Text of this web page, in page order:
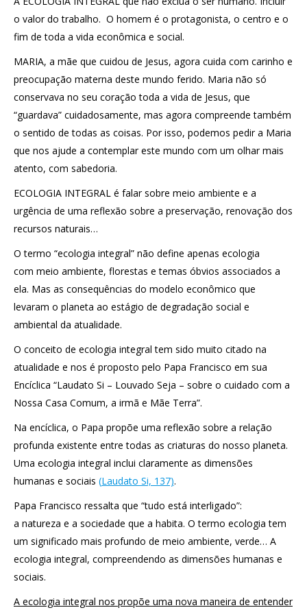
o valor do trabalho. O homem é o protagonista, o centro e o
fim de toda a vida econômica e social.
MARIA, a mãe que cuidou de Jesus, agora cuida com carinho e
preocupação materna deste mundo ferido. Maria não só
conservava no seu coração toda a vida de Jesus, que
“guardava” cuidadosamente, mas agora compreende também
o sentido de todas as coisas. Por isso, podemos pedir a Maria
que nos ajude a contemplar este mundo com um olhar mais
atento, com sabedoria.
ECOLOGIA INTEGRAL é falar sobre meio ambiente e a
urgência de uma reflexão sobre a preservação, renovação dos
recursos naturais…
O termo “ecologia integral” não define apenas ecologia
com meio ambiente, florestas e temas óbvios associados a
ela. Mas as consequências do modelo econômico que
levaram o planeta ao estágio de degradação social e
ambiental da atualidade.
O conceito de ecologia integral tem sido muito citado na
atualidade e nos é proposto pelo Papa Francisco em sua
Encíclica “Laudato Si – Louvado Seja – sobre o cuidado com a
Nossa Casa Comum, a irmã e Mãe Terra”.
Na encíclica, o Papa propõe uma reflexão sobre a relação
profunda existente entre todas as criaturas do nosso planeta.
Uma ecologia integral inclui claramente as dimensões
humanas e sociais (Laudato Si, 137).
Papa Francisco ressalta que “tudo está interligado”:
a natureza e a sociedade que a habita. O termo ecologia tem
um significado mais profundo de meio ambiente, verde… A
ecologia integral, compreendendo as dimensões humanas e
sociais.
A ecologia integral nos propõe uma nova maneira de entender